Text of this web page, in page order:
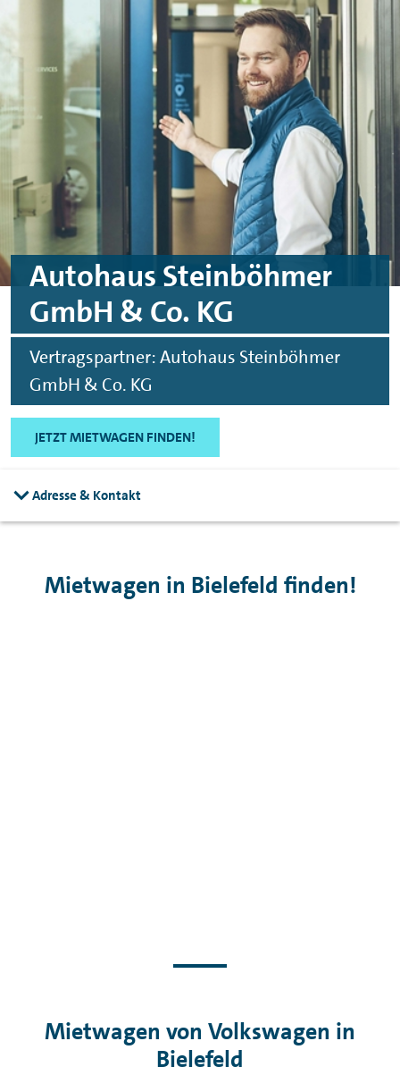
Skip to main content
Skip to footer
Autohaus Steinböhmer
GmbH & Co. KG
Vertragspartner: Autohaus Steinböhmer
GmbH & Co. KG
JETZT MIETWAGEN FINDEN!
Adresse & Kontakt
Mietwagen in Bielefeld finden!
Mietwagen von Volkswagen in
Bielefeld